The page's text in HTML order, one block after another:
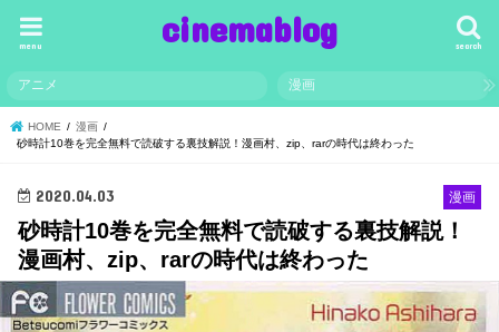
cinemablog search
menu
アニメ 漫画
HOME
漫画
砂時計10巻を完全無料で読破する裏技解説！漫画村、zip、rarの時代は終わった
漫画
2020.04.03
砂時計10巻を完全無料で読破する裏技解説！
漫画村、zip、rarの時代は終わった